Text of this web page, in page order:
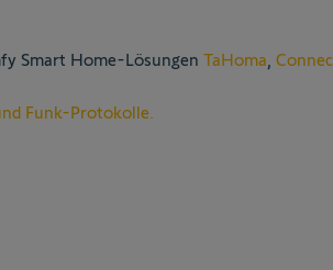
Smart Home-Lösungen TaHoma
Funk-Protokolle.